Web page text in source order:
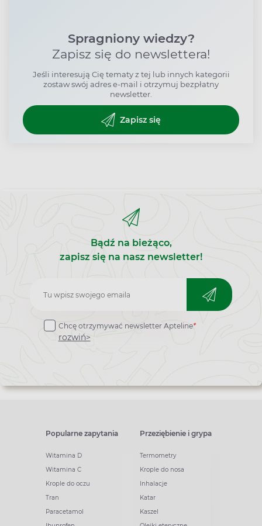
Spragniony wiedzy?
Zapisz się do newslettera!
Jeśli interesują Cię tematy z tej lub innych kategorii
zostaw swój adres e-mail i otrzymuj bezpłatny
newsletter.
Zapisz się
Bądź na bieżąco,
zapisz się na nasz newsletter!
Zapisz
do
newslettera
Chcę otrzymywać newsletter Apteline*
rozwiń>
Popularne zapytania
Witamina D
Witamina C
Krople do oczu
Tran
Paracetamol
Przeziębienie i grypa
Termometry
Krople do nosa
Inhalacje
Katar
Kaszel